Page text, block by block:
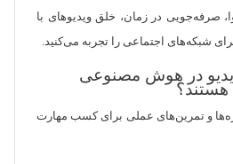
صرفه‌جویی در زمان، خلق ویدیوهای با
شبکه‌های اجتماعی را تجربه می‌کنید.
ویدیو در هوش مصنوعی
و تمرین‌های عملی برای کسب مهارت